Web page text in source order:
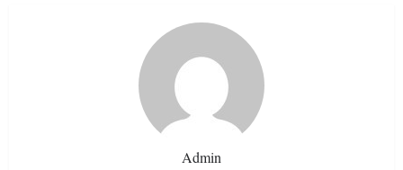
Admin